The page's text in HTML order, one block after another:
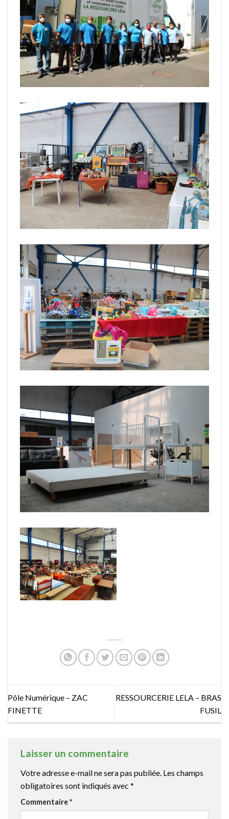
Pôle Numérique – ZAC
FINETTE
RESSOURCERIE LELA – BRAS
FUSIL
Laisser un commentaire
Votre adresse e-mail ne sera pas publiée. Les champs
obligatoires sont indiqués avec *
Commentaire*